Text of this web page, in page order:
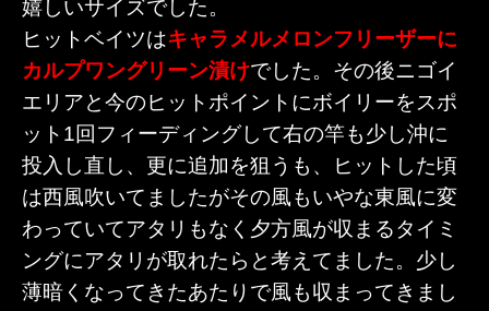
嬉しいサイズでした。
ヒットベイツはキャラメルメロンフリーザーに
カルプワングリーン漬けでした。その後ニゴイ
エリアと今のヒットポイントにボイリーをスポ
ット1回フィーディングして右の竿も少し沖に
投入し直し、更に追加を狙うも、ヒットした頃
は西風吹いてましたがその風もいやな東風に変
わっていてアタリもなく夕方風が収まるタイミ
ングにアタリが取れたらと考えてました。少し
薄暗くなってきたあたりで風も収まってきまし